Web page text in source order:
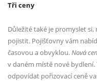
Tři ceny
Důležité také je promyslet
pojistit. Pojišťovny vám
časovou a obvyklou.Nová
v daném místě nové
odpovídat pořizovací ceně